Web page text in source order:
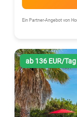
Ein Partner-Angebot von
ab 136 EUR/Tag